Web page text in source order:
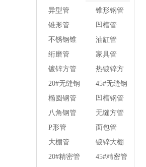
异型管
锥形钢管
锥形管
凹槽管
不锈钢锥
形钢管
油缸管
绗磨管
家具管
镀锌方管
热镀锌方
管
20#无缝钢
管
45#无缝钢
管
椭圆钢管
凹槽钢管
八角钢管
无缝方管
P形管
面包管
大棚管
镀锌大棚
管
20#精密管
45#精密管